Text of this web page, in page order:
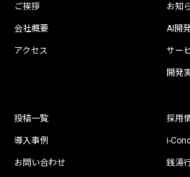
ご挨拶
会社概要
アクセス
お知
AI開
サー
開発
投稿一覧
導入事例
お問い合わせ
採用
i-
銭湯